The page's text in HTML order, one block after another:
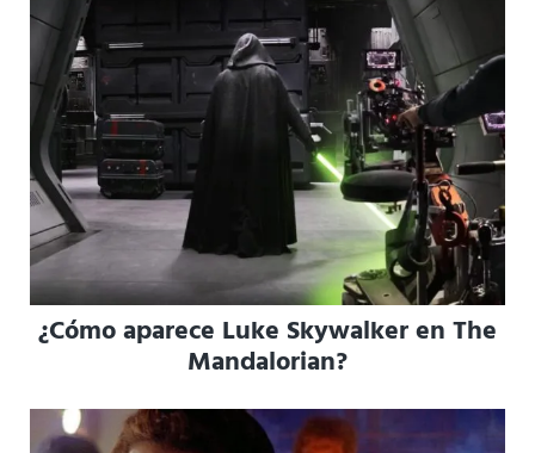
¿Cómo aparece Luke Skywalker en The
Mandalorian?